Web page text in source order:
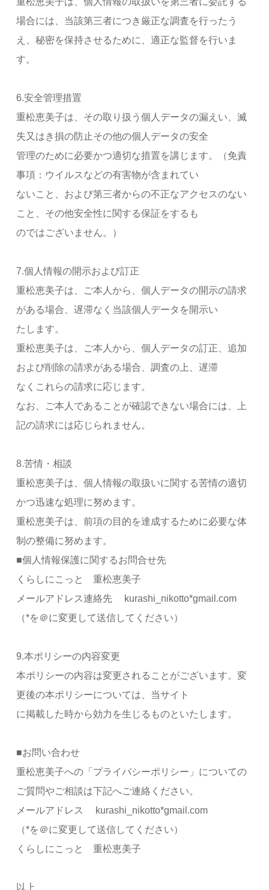
場合には、当該第三者につき厳正な調査を行ったう
え、秘密を保持させるために、適正な監督を行いま
す。
6.安全管理措置
重松恵美子は、その取り扱う個人データの漏えい、滅
失又はき損の防止その他の個人データの安全
管理のために必要かつ適切な措置を講じます。（免責
事項：ウイルスなどの有害物が含まれてい
ないこと、および第三者からの不正なアクセスのない
こと、その他安全性に関する保証をするも
のではございません。）
7.個人情報の開示および訂正
重松恵美子は、ご本人から、個人データの開示の請求
がある場合、遅滞なく当該個人データを開示い
たします。
重松恵美子は、ご本人から、個人データの訂正、追加
および削除の請求がある場合、調査の上、遅滞
なくこれらの請求に応じます。
なお、ご本人であることが確認できない場合には、上
記の請求には応じられません。
8.苦情・相談
重松恵美子は、個人情報の取扱いに関する苦情の適切
かつ迅速な処理に努めます。
重松恵美子は、前項の目的を達成するために必要な体
制の整備に努めます。
■個人情報保護に関するお問合せ先
くらしにこっと 重松恵美子
メールアドレス連絡先 kurashi_nikotto*gmail.com
（*を＠に変更して送信してください）
9.本ポリシーの内容変更
本ポリシーの内容は変更されることがございます。変
更後の本ポリシーについては、当サイト
に掲載した時から効力を生じるものといたします。
■お問い合わせ
重松恵美子への「プライバシーポリシー」についての
ご質問やご相談は下記へご連絡ください。
メールアドレス kurashi_nikotto*gmail.com
（*を＠に変更して送信してください）
くらしにこっと 重松恵美子
以上